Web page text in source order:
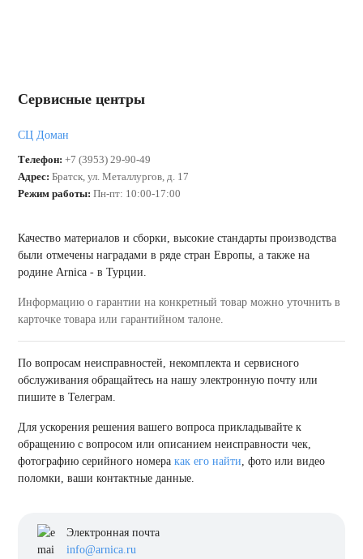
Сервисные центры
СЦ Доман
Телефон:+7 (3953) 29-90-49
Адрес:Братск, ул. Металлургов, д. 17
Режим работы:Пн-пт: 10:00-17:00
Качество материалов и сборки, высокие стандарты производства
были отмечены наградами в ряде стран Европы, а также на
родине Arnica - в Турции.
Информацию о гарантии на конкретный товар можно уточнить в
карточке товара или гарантийном талоне.
По вопросам неисправностей, некомплекта и сервисного
обслуживания обращайтесь на нашу электронную почту или
пишите в Телеграм.
Для ускорения решения вашего вопроса прикладывайте к
обращению с вопросом или описанием неисправности чек,
фотографию серийного номеракак его найти, фото или видео
поломки, ваши контактные данные.
Электронная почта
info@arnica.ru